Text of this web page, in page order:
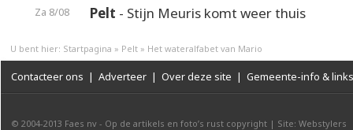
Za 8/08 Pelt - Stijn Meuris komt weer thuis
U bent hier: Startpagina » Pelt » Het wateralfabet van Mario
Contacteer ons | Adverteer | Over deze site | Gemeente-info & links
© 2004-2013 Faes nv - Op de artikels en foto’s rust copyright | Site: Webstylers